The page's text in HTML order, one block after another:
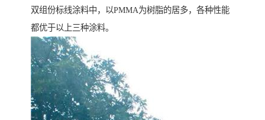
双组份标线涂料中，以PMMA为树脂的居多，各种性能
都优于以上三种涂料。